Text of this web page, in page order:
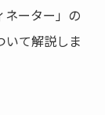
ネーター」の
いて解説しま